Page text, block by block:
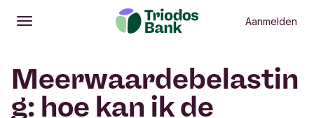
Openen
Hoofdmenu Aanmelden
Meerwaardebelastin
g: hoe kan ik de